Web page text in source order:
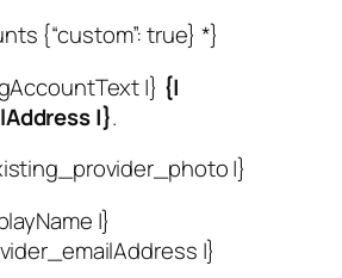
{“custom”: true} *}
|} {|
|}.
|}
|}
|}